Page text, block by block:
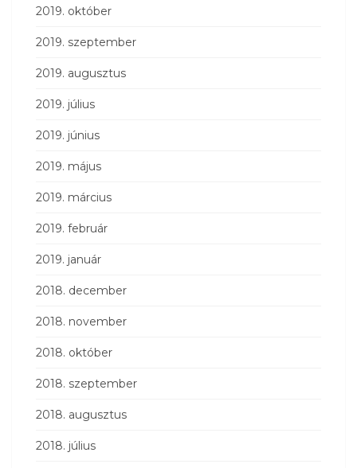
2019. október
2019. szeptember
2019. augusztus
2019. július
2019. június
2019. május
2019. március
2019. február
2019. január
2018. december
2018. november
2018. október
2018. szeptember
2018. augusztus
2018. július